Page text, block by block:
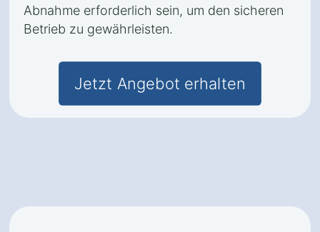
Abnahme erforderlich sein, um den sicheren
Betrieb zu gewährleisten.
Jetzt Angebot erhalten